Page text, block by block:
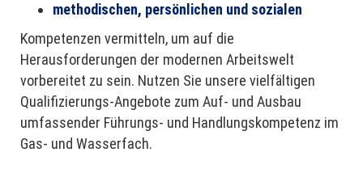
methodischen, persönlichen und sozialen
Kompetenzen vermitteln, um auf die
Herausforderungen der modernen Arbeitswelt
vorbereitet zu sein. Nutzen Sie unsere vielfältigen
Qualifizierungs-Angebote zum Auf- und Ausbau
umfassender Führungs- und Handlungskompetenz im
Gas- und Wasserfach.